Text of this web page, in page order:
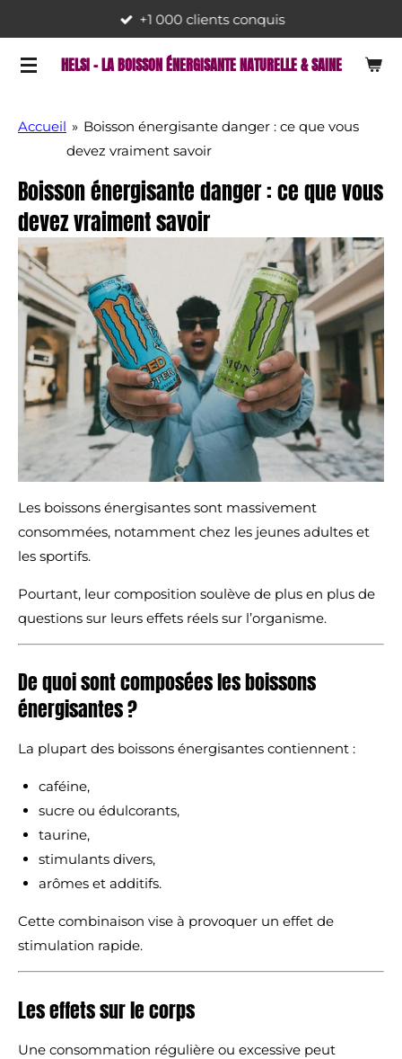
contenu
HELSI - LA BOISSON ÉNERGISANTE NATURELLE & SAINE
+1 000 clients conquis
Accueil » Boisson énergisante danger : ce que vous
devez vraiment savoir
Boisson énergisante danger : ce que vous
devez vraiment savoir
Les boissons énergisantes sont massivement
consommées, notamment chez les jeunes adultes et
les sportifs.
Pourtant, leur composition soulève de plus en plus de
questions sur leurs effets réels sur l’organisme.
De quoi sont composées les boissons
énergisantes ?
La plupart des boissons énergisantes contiennent :
caféine,
sucre ou édulcorants,
taurine,
stimulants divers,
arômes et additifs.
Cette combinaison vise à provoquer un effet de
stimulation rapide.
Les effets sur le corps
Une consommation régulière ou excessive peut